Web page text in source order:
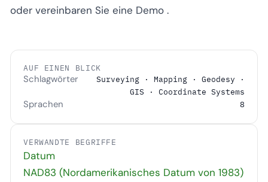
oder vereinbaren Sie eine Demo .
AUF EINEN BLICK
Schlagwörter
Surveying · Mapping · Geodesy ·
GIS · Coordinate Systems
Sprachen 8
VERWANDTE BEGRIFFE
Datum
NAD83 (Nordamerikanisches Datum von 1983)